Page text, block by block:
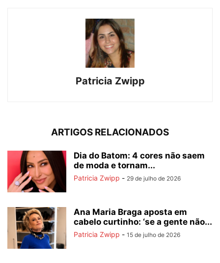
Patricia Zwipp
ARTIGOS RELACIONADOS
Dia do Batom: 4 cores não saem
de moda e tornam...
Patricia Zwipp - 29 de julho de 2026
Ana Maria Braga aposta em
cabelo curtinho: ‘se a gente não...
Patricia Zwipp - 15 de julho de 2026